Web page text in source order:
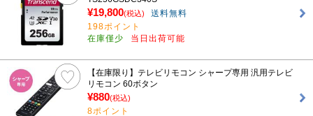
¥19,800(税込)
送料無料
198ポイント
在庫僅少
当日出荷可能
【在庫限り】テレビリモコン シャープ専用 汎用テレビ
リモコン 60ボタン
¥880(税込)
8ポイント